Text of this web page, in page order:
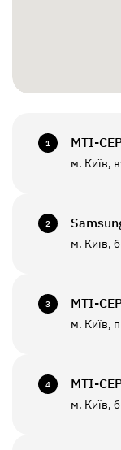
1 МТI-
м. Київ,
+380(44)458-
СБ - НД
До цього
2
м. Київ,
+380(44)590-
СБ - НД
3 МТI-
м. Київ,
+380(67)550-
4 МТI-
м. Київ,